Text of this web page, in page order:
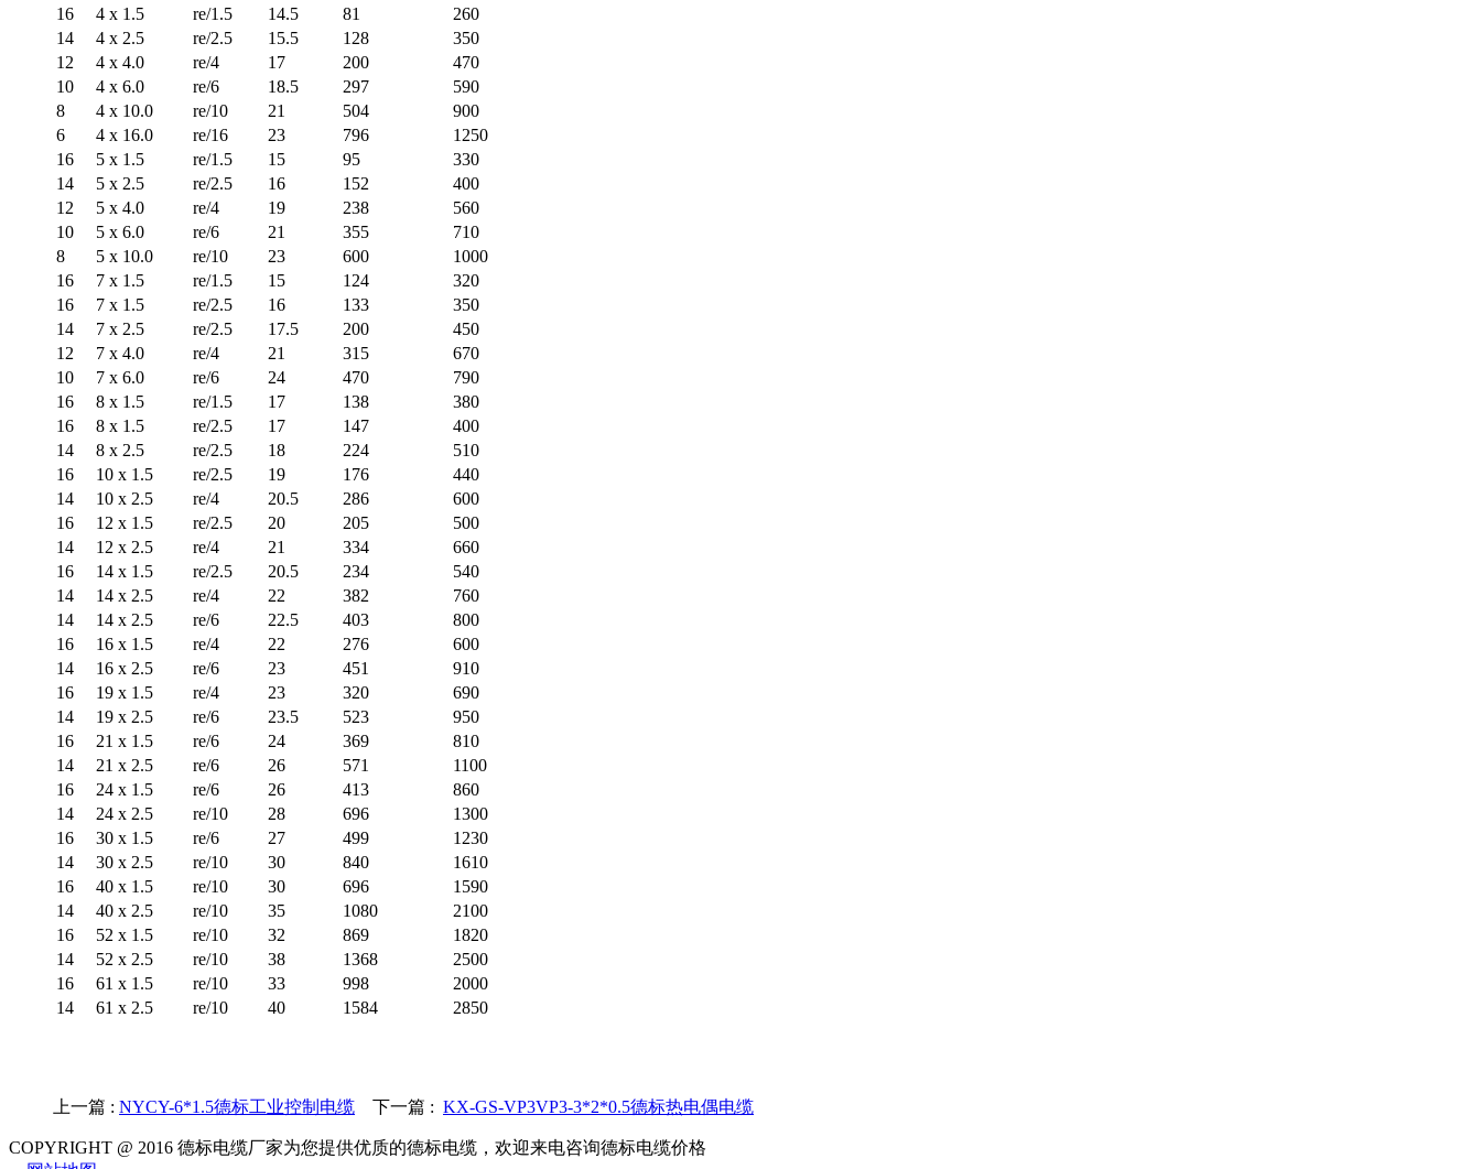
16
4 x 1.5 re/1.5 14.5 81
260
14
4 x 2.5 re/2.5 15.5 128
350
12
4 x 4.0 re/4 17 200
470
10
4 x 6.0 re/6 18.5 297
590
8
4 x 10.0 re/10 21 504
900
6
4 x 16.0 re/16 23 796
1250
16
5 x 1.5 re/1.5 15 95
330
14
5 x 2.5 re/2.5 16 152
400
12
5 x 4.0 re/4 19 238
560
10
5 x 6.0 re/6 21 355
710
8
5 x 10.0 re/10 23 600
1000
16
7 x 1.5 re/1.5 15 124
320
16
7 x 1.5 re/2.5 16 133
350
14
7 x 2.5 re/2.5 17.5 200
450
12
7 x 4.0 re/4 21 315
670
10
7 x 6.0 re/6 24 470
790
16
8 x 1.5 re/1.5 17 138
380
16
8 x 1.5 re/2.5 17 147
400
14
8 x 2.5 re/2.5 18 224
510
16
10 x 1.5 re/2.5 19 176
440
14
10 x 2.5 re/4 20.5 286
600
16
12 x 1.5 re/2.5 20 205
500
14
12 x 2.5 re/4 21 334
660
16
14 x 1.5 re/2.5 20.5 234
540
14
14 x 2.5 re/4 22 382
760
14
14 x 2.5 re/6 22.5 403
800
16
16 x 1.5 re/4 22 276
600
14
16 x 2.5 re/6 23 451
910
16
19 x 1.5 re/4 23 320
690
14
19 x 2.5 re/6 23.5 523
950
16
21 x 1.5 re/6 24 369
810
14
21 x 2.5 re/6 26 571
1100
16
24 x 1.5 re/6 26 413
860
14
24 x 2.5 re/10 28 696
1300
16
30 x 1.5 re/6 27 499
1230
14
30 x 2.5 re/10 30 840
1610
16
40 x 1.5 re/10 30 696
1590
14
40 x 2.5 re/10 35 1080
2100
16
52 x 1.5 re/10 32 869
1820
14
52 x 2.5 re/10 38 1368
2500
16
61 x 1.5 re/10 33 998
2000
14
61 x 2.5 re/10 40 1584 2850
上一篇 : NYCY-6*1.5德标工业控制电缆 下一篇 : KX-GS-VP3VP3-3*2*0.5德标热电偶电缆
COPYRIGHT @ 2016 德标电缆厂家为您提供优质的德标电缆，欢迎来电咨询德标电缆价格